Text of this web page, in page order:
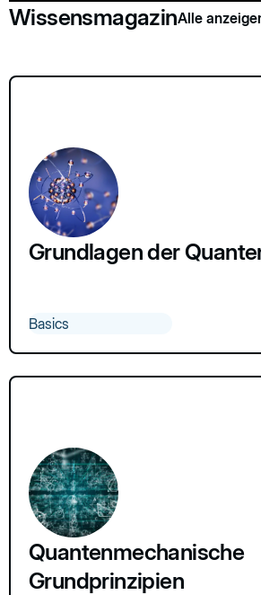
WissensmagazinAlle
Grundlagen der
Basics
Quantenmechanische
Grundprinzipien